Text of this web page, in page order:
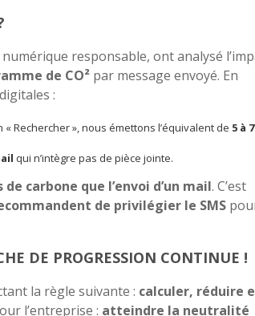
responsable, ont analysé
de CO² par message envoyé. En
:
Rechercher », nous émettons l’équivalent de 5 à 7
qui n’intègre pas de pièce jointe.
carbone que l’envoi d’un mail. C’est
de privilégier le SMS
DE PROGRESSION CONTINUE !
la règle suivante : calculer, réduire
l’entreprise : atteindre la neutralité